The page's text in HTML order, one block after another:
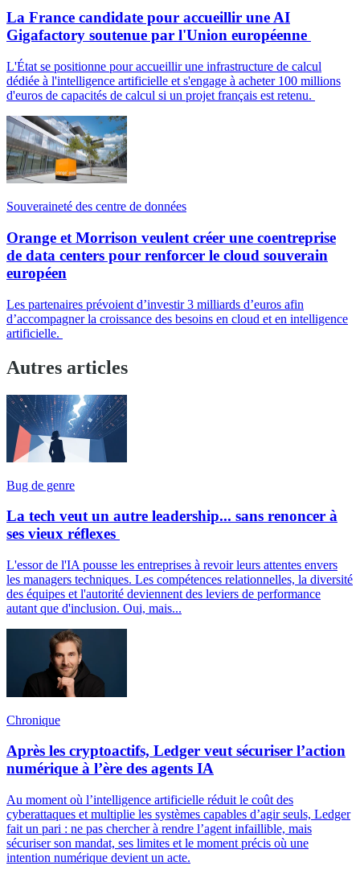
La France candidate pour accueillir une AI
Gigafactory soutenue par l'Union européenne
L'État se positionne pour accueillir une infrastructure de calcul
dédiée à l'intelligence artificielle et s'engage à acheter 100 millions
d'euros de capacités de calcul si un projet français est retenu.
Souveraineté des centre de données
Orange et Morrison veulent créer une coentreprise
de data centers pour renforcer le cloud souverain
européen
Les partenaires prévoient d’investir 3 milliards d’euros afin
d’accompagner la croissance des besoins en cloud et en intelligence
artificielle.
Autres articles
Bug de genre
La tech veut un autre leadership... sans renoncer à
ses vieux réflexes
L'essor de l'IA pousse les entreprises à revoir leurs attentes envers
les managers techniques. Les compétences relationnelles, la diversité
des équipes et l'autorité deviennent des leviers de performance
autant que d'inclusion. Oui, mais...
Chronique
Après les cryptoactifs, Ledger veut sécuriser l’action
numérique à l’ère des agents IA
Au moment où l’intelligence artificielle réduit le coût des
cyberattaques et multiplie les systèmes capables d’agir seuls, Ledger
fait un pari : ne pas chercher à rendre l’agent infaillible, mais
sécuriser son mandat, ses limites et le moment précis où une
intention numérique devient un acte.